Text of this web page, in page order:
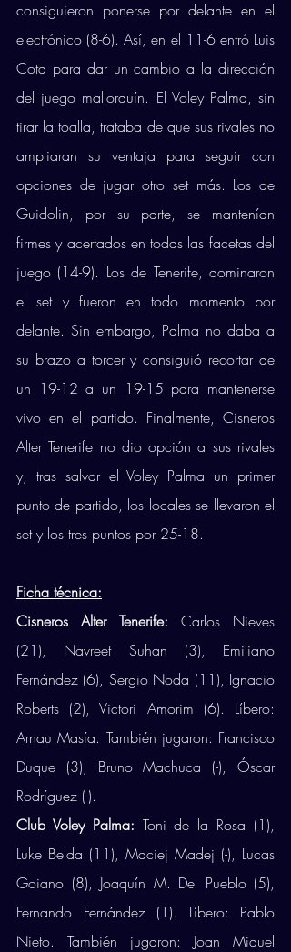
consiguieron ponerse por delante en el
electrónico (8-6). Así, en el 11-6 entró Luis
Cota para dar un cambio a la dirección
del juego mallorquín. El Voley Palma, sin
tirar la toalla, trataba de que sus rivales no
ampliaran su ventaja para seguir con
opciones de jugar otro set más. Los de
Guidolin, por su parte, se mantenían
firmes y acertados en todas las facetas del
juego (14-9). Los de Tenerife, dominaron
el set y fueron en todo momento por
delante. Sin embargo, Palma no daba a
su brazo a torcer y consiguió recortar de
un 19-12 a un 19-15 para mantenerse
vivo en el partido. Finalmente, Cisneros
Alter Tenerife no dio opción a sus rivales
y, tras salvar el Voley Palma un primer
punto de partido, los locales se llevaron el
set y los tres puntos por 25-18.
Ficha técnica:
Cisneros Alter Tenerife: Carlos Nieves
(21), Navreet Suhan (3), Emiliano
Fernández (6), Sergio Noda (11), Ignacio
Roberts (2), Victori Amorim (6). Líbero:
Arnau Masía. También jugaron: Francisco
Duque (3), Bruno Machuca (-), Óscar
Rodríguez (-).
Club Voley Palma: Toni de la Rosa (1),
Luke Belda (11), Maciej Madej (-), Lucas
Goiano (8), Joaquín M. Del Pueblo (5),
Fernando Fernández (1). Líbero: Pablo
Nieto. También jugaron: Joan Miquel